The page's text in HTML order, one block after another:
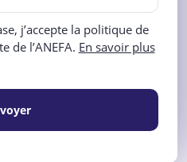
j’accepte la politique de
de l’ANEFA. En savoir plus